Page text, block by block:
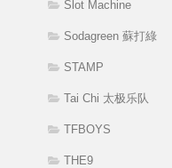
Slot Machine
Sodagreen 蘇打綠
STAMP
Tai Chi 太极乐队
TFBOYS
THE9